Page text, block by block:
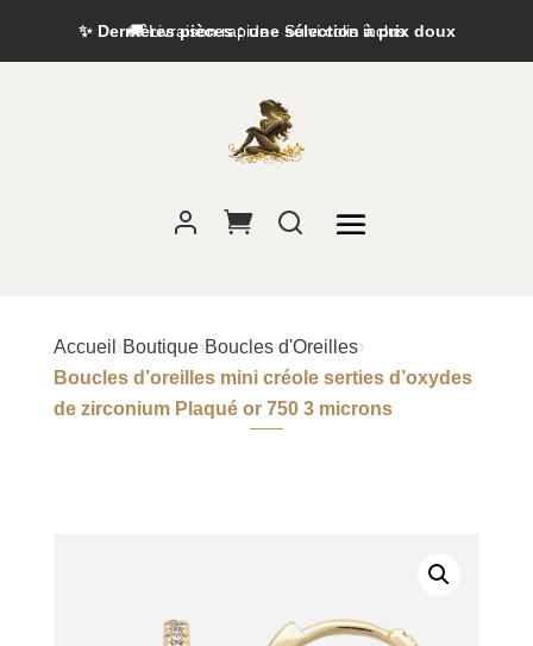
✨ Dernières pièces : une sélection à prix doux
Accueil ›Boutique›Boucles d'Oreilles›
Boucles d’oreilles mini créole serties d’oxydes
de zirconium Plaqué or 750 3 microns